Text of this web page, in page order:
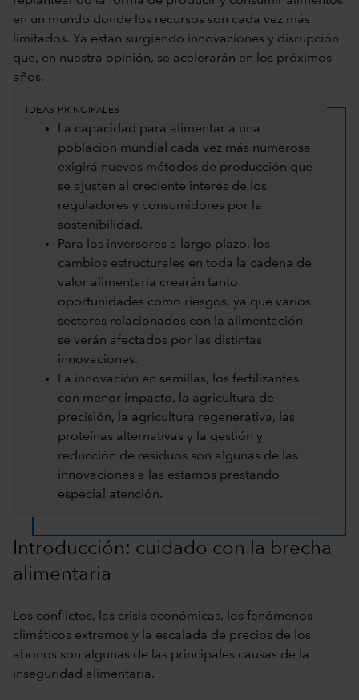
en un mundo donde los recursos son cada vez más
limitados. Ya están surgiendo innovaciones y disrupción
que, en nuestra opinión, se acelerarán en los próximos
años.
IDEAS PRINCIPALES
La capacidad para alimentar a una
población mundial cada vez más numerosa
exigirá nuevos métodos de producción que
se ajusten al creciente interés de los
reguladores y consumidores por la
sostenibilidad.
Para los inversores a largo plazo, los
cambios estructurales en toda la cadena de
valor alimentaria crearán tanto
oportunidades como riesgos, ya que varios
sectores relacionados con la alimentación
se verán afectados por las distintas
innovaciones.
La innovación en semillas, los fertilizantes
con menor impacto, la agricultura de
precisión, la agricultura regenerativa, las
proteínas alternativas y la gestión y
reducción de residuos son algunas de las
innovaciones a las estamos prestando
especial atención.
Introducción: cuidado con la brecha
alimentaria
Los conflictos, las crisis económicas, los fenómenos
climáticos extremos y la escalada de precios de los
abonos son algunas de las principales causas de la
inseguridad alimentaria.